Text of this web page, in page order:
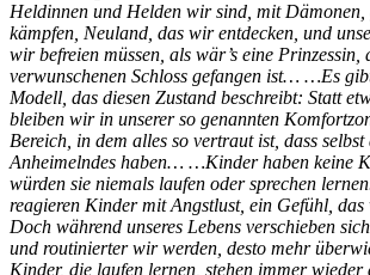
Heldinnen und Helden wir sind, mit Dämonen,
kämpfen, Neuland, das wir entdecken, und
wir befreien müssen, als wär’s eine Prinzessin,
verwunschenen Schloss gefangen ist… …Es
Modell, das diesen Zustand beschreibt: Statt
bleiben wir in unserer so genannten
Bereich, in dem alles so vertraut ist, dass
Anheimelndes haben… …Kinder haben keine
würden sie niemals laufen oder sprechen
reagieren Kinder mit Angstlust, ein Gefühl,
Doch während unseres Lebens verschieben
und routinierter wir werden, desto mehr
Kinder, die laufen lernen, stehen immer wieder